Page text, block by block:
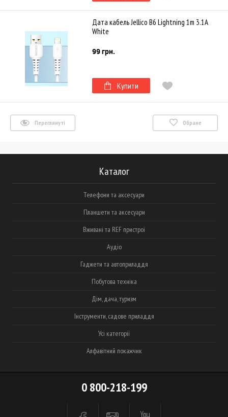
Дата кабель Jellico B6 Lightning 1m 3.1A
White
99 грн.
Купити
Переглянуті Обране
Каталог
Телефони та аксесуари
Планшети та аксесуари
Вживані та REF пристрої
Аудіо
Гаджети та автоприладдя
Побутова техніка
Дім, дача, туризм
Інструменти, садове приладдя
Усі категорії
Алфавітний покажчик
0 800-218-199